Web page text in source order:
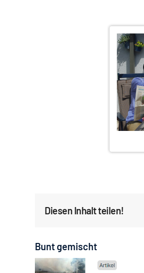
Diesen Inhalt teilen!
Bunt gemischt